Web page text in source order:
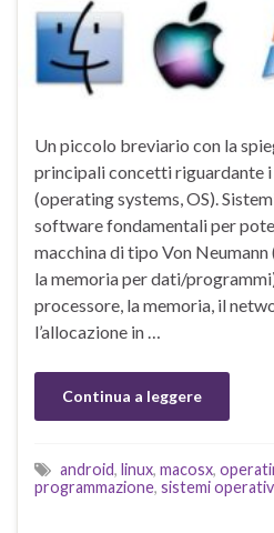
Un piccolo breviario con la
principali concetti riguardante
(operating systems, OS).
software fondamentali per
macchina di tipo Von
la memoria per dati/
processore, la memoria, il
l’allocazione in …
Continua a leggere
android, linux, macosx,
programmazione, sistemi